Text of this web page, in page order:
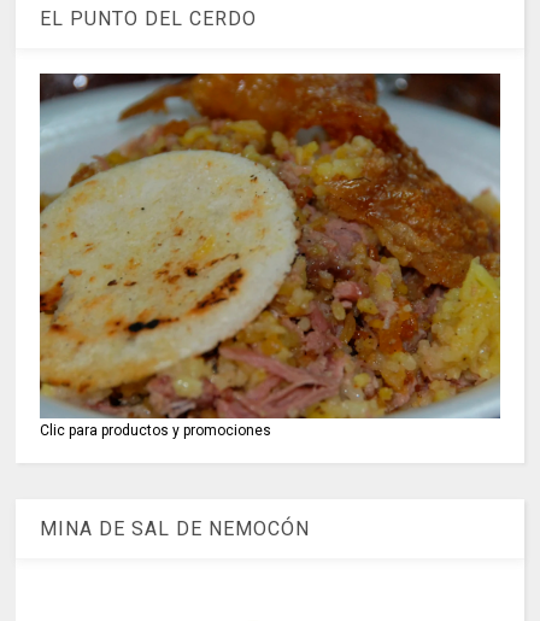
EL PUNTO DEL CERDO
Clic para productos y promociones
MINA DE SAL DE NEMOCÓN